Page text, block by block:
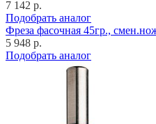
7 142 р.
Подобрать аналог
Фреза фасочная 45гр.,
5 948 р.
Подобрать аналог